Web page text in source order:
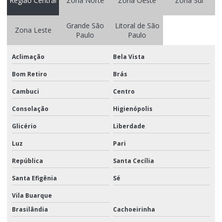
Logística integrada em sp
Logistica de marketing
Logistica de marketing e eventos
Logística de marketing promocional
Logística de material promocional
Logística porta a porta
Logistica promocional
Logística promocional sp
Logística de trade marketing
Manuseio e movimentação de materiais
Montagem de display
Zona Leste
Grande São
Paulo
Litoral de São
Paulo
Aclimação Bela Vista
Bom Retiro Brás
Cambuci Centro
Consolação Higienópolis
Glicério Liberdade
Luz Pari
República Santa Cecília
Santa Efigênia Sé
Vila Buarque
Brasilândia
Cachoeirinha